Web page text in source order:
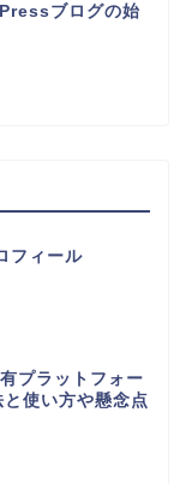
ブログの始
フィール
プラットフォー
使い方や懸念点